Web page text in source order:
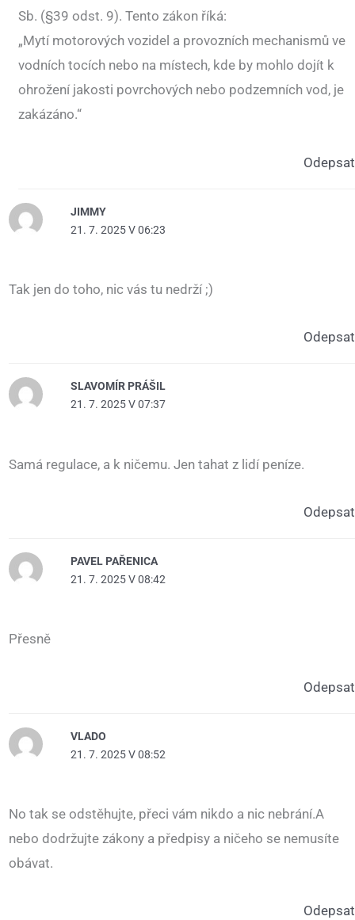
Sb. (§39 odst. 9). Tento zákon říká:
„Mytí motorových vozidel a provozních mechanismů ve
vodních tocích nebo na místech, kde by mohlo dojít k
ohrožení jakosti povrchových nebo podzemních vod, je
zakázáno.“
Odepsat
JIMMY
21. 7. 2025 V 06:23
Tak jen do toho, nic vás tu nedrží ;)
Odepsat
SLAVOMÍR PRÁŠIL
21. 7. 2025 V 07:37
Samá regulace, a k ničemu. Jen tahat z lidí peníze.
Odepsat
PAVEL PAŘENICA
21. 7. 2025 V 08:42
Přesně
Odepsat
VLADO
21. 7. 2025 V 08:52
No tak se odstěhujte, přeci vám nikdo a nic nebrání.A
nebo dodržujte zákony a předpisy a ničeho se nemusíte
obávat.
Odepsat